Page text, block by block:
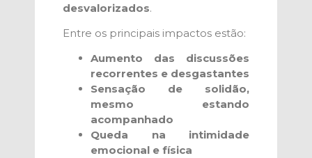
desvalorizados.
Entre os principais impactos estão:
Aumento das discussões
recorrentes e desgastantes
Sensação de solidão,
mesmo estando
acompanhado
Queda na intimidade
emocional e física